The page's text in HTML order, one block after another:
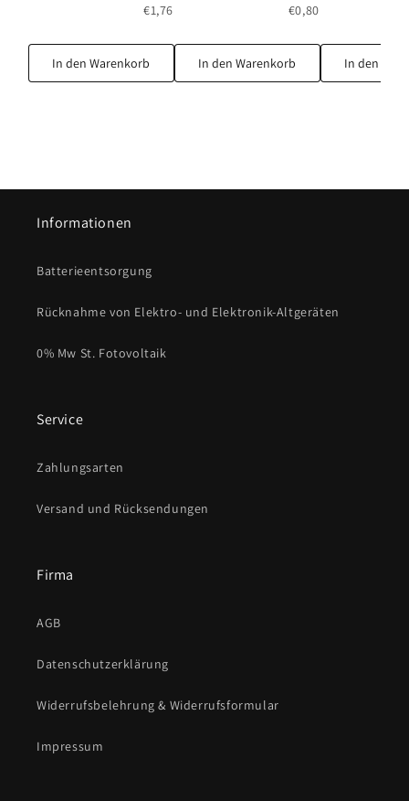
€1,76
In den Warenkorb
€0,80
In den Warenkorb In den
Informationen
Batterieentsorgung
Rücknahme von Elektro- und Elektronik-Altgeräten
0% Mw St. Fotovoltaik
Service
Zahlungsarten
Versand und Rücksendungen
Firma
AGB
Datenschutzerklärung
Widerrufsbelehrung & Widerrufsformular
Impressum